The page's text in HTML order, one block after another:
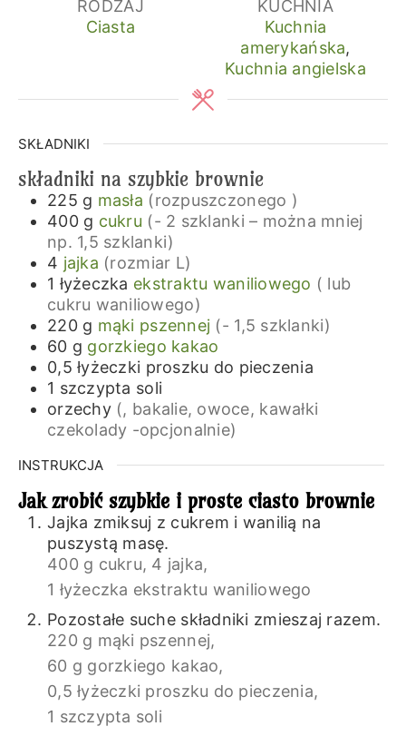
RODZAJ
Ciasta
KUCHNIA
Kuchnia
amerykańska,
Kuchnia angielska
SKŁADNIKI
składniki na szybkie brownie
225 g masła (rozpuszczonego )
400 g cukru (- 2 szklanki – można mniej
np. 1,5 szklanki)
4 jajka (rozmiar L)
1 łyżeczka ekstraktu waniliowego ( lub
cukru waniliowego)
220 g mąki pszennej (- 1,5 szklanki)
60 g gorzkiego kakao
0,5 łyżeczki proszku do pieczenia
1 szczypta soli
orzechy (, bakalie, owoce, kawałki
czekolady -opcjonalnie)
INSTRUKCJA
Jak zrobić szybkie i proste ciasto brownie
Jajka zmiksuj z cukrem i wanilią na
puszystą masę.
400 g cukru, 4 jajka,
1 łyżeczka ekstraktu waniliowego
Pozostałe suche składniki zmieszaj razem.
220 g mąki pszennej,
60 g gorzkiego kakao,
0,5 łyżeczki proszku do pieczenia,
1 szczypta soli